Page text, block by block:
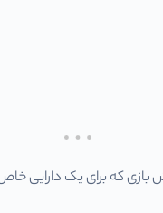
که برای یک دارایی